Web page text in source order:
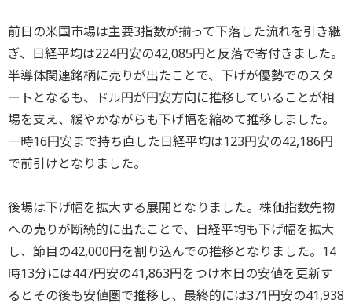
前日の米国市場は主要3指数が揃って下落した流れを引き継
ぎ、日経平均は224円安の42,085円と反落で寄付きました。
半導体関連銘柄に売りが出たことで、下げが優勢でのスタ
ートとなるも、ドル円が円安方向に推移していることが相
場を支え、緩やかながらも下げ幅を縮めて推移しました。
一時16円安まで持ち直した日経平均は123円安の42,186円
で前引けとなりました。
後場は下げ幅を拡大する展開となりました。株価指数先物
への売りが断続的に出たことで、日経平均も下げ幅を拡大
し、節目の42,000円を割り込んでの推移となりました。14
時13分には447円安の41,863円をつけ本日の安値を更新す
るとその後も安値圏で推移し、最終的には371円安の41,938